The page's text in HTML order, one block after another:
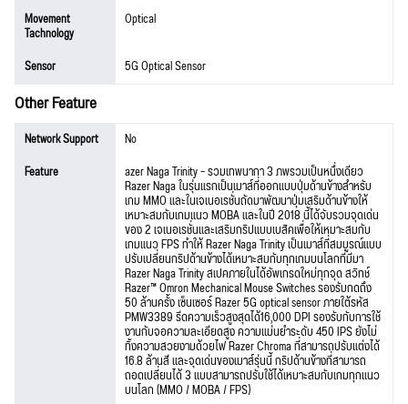
Movement
Tachnology
Optical
Sensor 5G Optical Sensor
Other Feature
Network Support
No
Feature
azer Naga Trinity – รวมเทพนากา 3 ภพรวมเป็นหนึ่งเดียว
Razer Naga ในรุ่นแรกเป็นเมาส์ที่ออกแบบปุ่มด้านข้างสำหรับ
เกม MMO และในเจเนอเรชั่นถัดมาพัฒนาปุ่มเสริมด้านข้างให้
เหมาะสมกับเกมแนว MOBA และในปี 2018 นี้ได้จับรวมจุดเด่น
ของ 2 เจเนอเรชั่นและเสริมกริปแบบเบสิคเพื่อให้เหมาะสมกับ
เกมแนว FPS ทำให้ Razer Naga Trinity เป็นเมาส์ที่สมบูรณ์แบบ
ปรับเปลี่ยนกริปด้านข้างได้เหมาะสมกับทุกเกมบนโลกที่มีมา
Razer Naga Trinity สเปคภายในได้อัพเกรดใหม่ทุกจุด สวิทช์
Razer™ Omron Mechanical Mouse Switches รองรับกดถึง
50 ล้านครั้ง เซ็นเซอร์ Razer 5G optical sensor ภายใต้รหัส
PMW3389 รีดความเร็วสูงสุดได้16,000 DPI รองรับกับการใช้
งานกับจอความละเอียดสูง ความแม่นยำระดับ 450 IPS ยังไม่
ทิ้งความสวยงามด้วยไฟ Razer Chroma ที่สามารถปรับแต่งได้
16.8 ล้านสี และจุดเด่นของเมาส์รุ่นนี้ กริปด้านข้างที่สามารถ
ถอดเปลี่ยนได้ 3 แบบสามารถปรับใช้ได้เหมาะสมกับเกมทุกแนว
บนโลก (MMO / MOBA / FPS)